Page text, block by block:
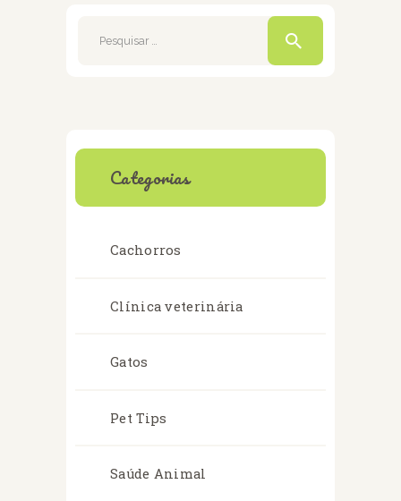
por:
Categorias
Cachorros
Clínica veterinária
Gatos
Pet Tips
Saúde Animal